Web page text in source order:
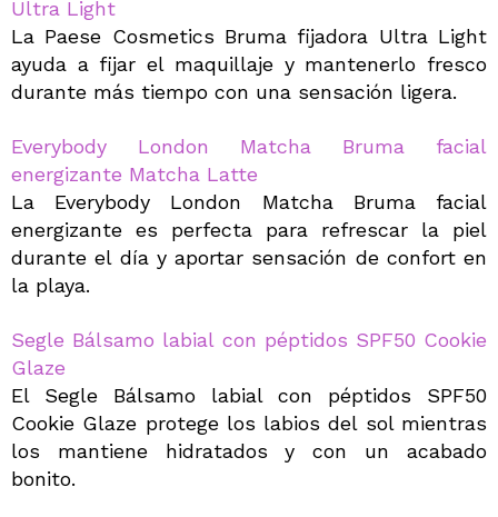
Ultra Light
La Paese Cosmetics Bruma fijadora Ultra Light
ayuda a fijar el maquillaje y mantenerlo fresco
durante más tiempo con una sensación ligera.
Everybody London Matcha Bruma facial
energizante Matcha Latte
La Everybody London Matcha Bruma facial
energizante es perfecta para refrescar la piel
durante el día y aportar sensación de confort en
la playa.
Segle Bálsamo labial con péptidos SPF50 Cookie
Glaze
El Segle Bálsamo labial con péptidos SPF50
Cookie Glaze protege los labios del sol mientras
los mantiene hidratados y con un acabado
bonito.